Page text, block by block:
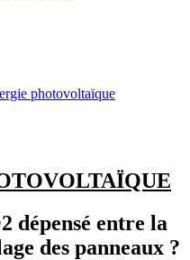
photovoltaïque
dépensé entre la
des panneaux ?